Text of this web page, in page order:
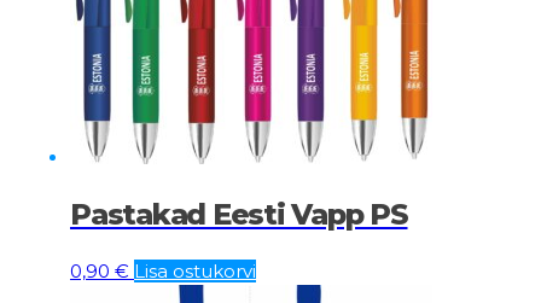
Pastakad Eesti Vapp PS
0,90 € Lisa ostukorvi